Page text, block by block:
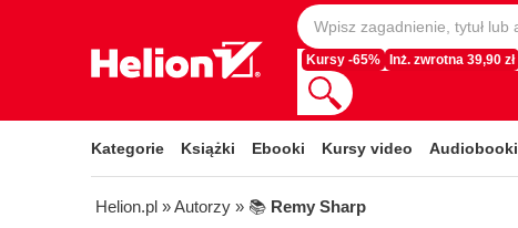
Kursy -65% Inż. zwrotna 39,90 zł
Kategorie Książki Ebooki Kursy video Audiobooki
Helion.pl » Autorzy » 📚 Remy Sharp